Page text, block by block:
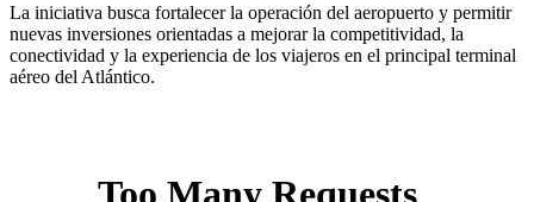
La iniciativa busca fortalecer la operación del aeropuerto y permitir
nuevas inversiones orientadas a mejorar la competitividad, la
conectividad y la experiencia de los viajeros en el principal terminal
aéreo del Atlántico.